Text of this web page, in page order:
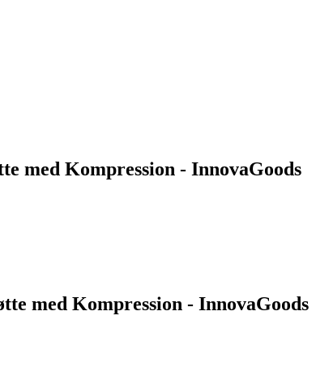
med Kompression - InnovaGoods
med Kompression - InnovaGoods